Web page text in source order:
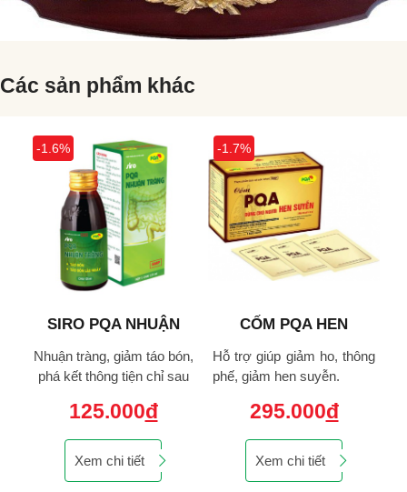
Các sản phẩm khác
-1.7%
CỐM PQA HEN
SUYỄN
Hỗ trợ giúp giảm ho, thông
phế, giảm hen suyễn.
295.000đ
Xem chi tiết
PQA THƯ CÂN HOẠT
LẠC
Giúp khu phong, tán hàn,
hỗ trợ trừ thấp, hành khí,
222.000đ
Xem chi tiết